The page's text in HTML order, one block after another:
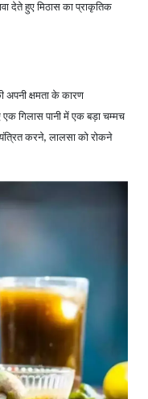
देते हुए मिठास का प्राकृतिक
अपनी क्षमता के कारण
एक गिलास पानी में एक बड़ा चम्मच
करने,लालसा को रोकने